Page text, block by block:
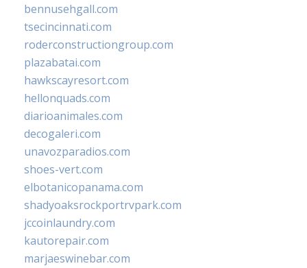
bennusehgall.com
tsecincinnati.com
roderconstructiongroup.com
plazabatai.com
hawkscayresort.com
hellonquads.com
diarioanimales.com
decogaleri.com
unavozparadios.com
shoes-vert.com
elbotanicopanama.com
shadyoaksrockportrvpark.com
jccoinlaundry.com
kautorepair.com
marjaeswinebar.com